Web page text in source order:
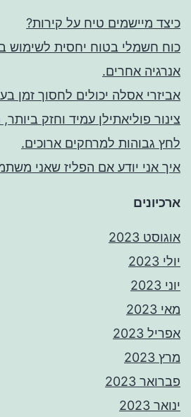
כיצד מיישמים טיח על קירות?
כוח חשמלי בטוח יחסית לשימוש
אנרגיה אחרים.
אביזרי אסלה יכולים לחסוך זמן
צינור פוליאתילן עמיד וחזק
לחץ גבוהות למרחקים ארוכים.
איך אני יודע אם הפליז שאני
ארכיונים
אוגוסט 2023
יולי 2023
יוני 2023
מאי 2023
אפריל 2023
מרץ 2023
פברואר 2023
ינואר 2023